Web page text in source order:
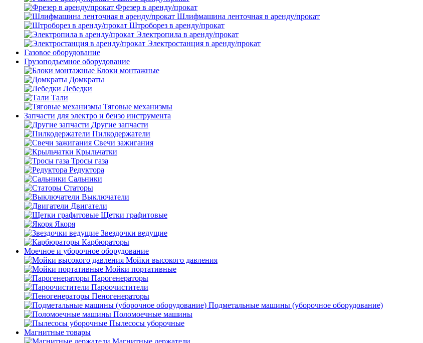
Фрезер в аренду/прокат
Шлифмашина ленточная в аренду/прокат
Штроборез в аренду/прокат
Электропила в аренду/прокат
Электростанция в аренду/прокат
Газовое оборудование
Грузоподъемное оборудование
Блоки монтажные
Домкраты
Лебедки
Тали
Тяговые механизмы
Запчасти для электро и бензо инструмента
Другие запчасти
Пилкодержатели
Свечи зажигания
Крыльчатки
Тросы газа
Редуктора
Сальники
Статоры
Выключатели
Двигатели
Щетки графитовые
Якоря
Звездочки ведущие
Карбюраторы
Моечное и уборочное оборудование
Мойки высокого давления
Мойки портативные
Парогенераторы
Пароочистители
Пеногенераторы
Подметальные машины (уборочное оборудование)
Поломоечные машины
Пылесосы уборочные
Магнитные товары
Магнитные держатели